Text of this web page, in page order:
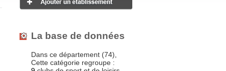
La base de données
Dans ce département (74),
Cette catégorie regroupe :